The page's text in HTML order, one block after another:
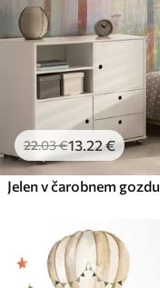
22.03€13 .22€
Jelen v čarobnem gozdu